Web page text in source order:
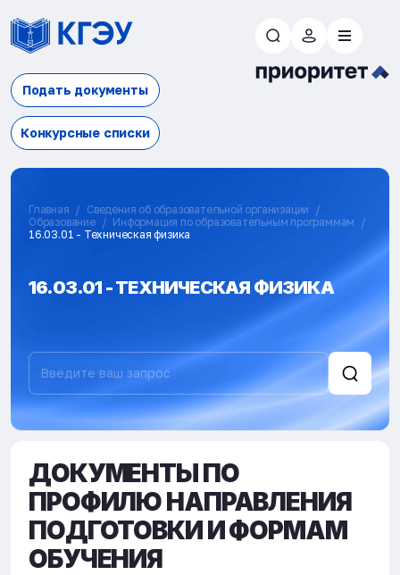
Подать документы
Конкурсные списки
Главная
Сведения об образовательной организации
Образование
Информация по образовательным программам
16.03.01 - Техническая физика
16.03.01 - ТЕХНИЧЕСКАЯ ФИЗИКА
ДОКУМЕНТЫ ПО
ПРОФИЛЮ НАПРАВЛЕНИЯ
ПОДГОТОВКИ И ФОРМАМ
ОБУЧЕНИЯ